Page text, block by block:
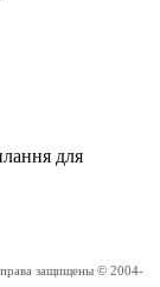
для
защищены © 2004-